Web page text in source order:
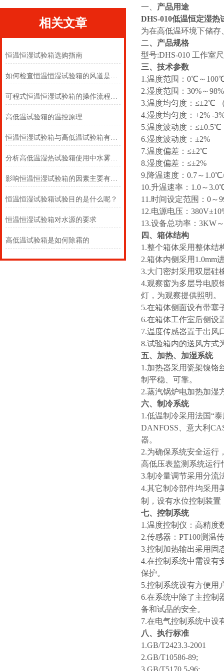
相关文章
恒温恒湿试验箱选购指南
如何检查恒温恒湿试验箱的风道是否堵塞？
可程式恒温恒湿试验箱的操作流程和使用规范
高低温试验箱的温控原理
恒温恒湿试验箱与高低温试验箱有什么区别？
分析高低温湿热试验箱使用中水雾产生原因奥科
影响恒温恒湿试验箱的因素主要有哪些
恒温恒湿试验箱试验目的是什么呢？
恒温恒湿试验箱对水源的要求
高低温试验箱是如何除霜的
一、 产品用途
DHS-010低温恒定湿热
为在高低温环境下储
二、 产品规格
型号:DHS-010 工作室
三、技术参数
1.温度范围：0℃～
2.湿度范围：30%～
3.温度均匀度：≤±2℃
4.湿度均匀度：+2% -
5.温度波动度：≤±0.5℃
6.湿度波动度：±2%
7.温度偏差：≤±2℃
8.湿度偏差：≤±2%
9.降温速度：0.7～
10.升温速率：1.0～
11.时间设定范围：0～
12.电源电压：
13.设备总功率：3KW
四、箱体结构
1.整个箱体采用整体结
2.箱体内侧采用1.0mm
3.大门密封采用双层硅
4.观察窗为多层导电膜
灯，为观察提供照明。
5.在箱体侧面设有带塞
6.在箱体工作室后侧设
7.温度传感器置于出风
8.试验箱内的送风方式
五、加热、加湿系统
1.加热器采用瓷架镍铬
制平稳、可靠。
2.蒸汽锅炉电加热加湿
六、制冷系统
1.低温制冷采用法国“
DANFOSS、意大利
器。
2.为确保系统安全运行
高低压表监测系统运行
3.制冷量调节采用分流
4.其它制冷部件均采用
制，设有水位控制装
七、控制系统
1.温度控制仪：高精度
2.传感器：PT100测温
3.控制加热输出采用固
4.在控制系统中需设有
保护。
5.控制系统设有方便用
6.在系统中除了主控制
备和试品的安全。
7.在电气控制系统中设
八、执行标准
1.GB/T2423.3-2001
2.GB/T10586-89;
3.GB/T5170.5-96;